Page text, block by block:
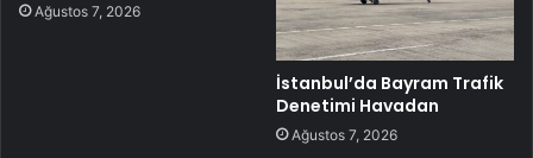
Ağustos 7, 2026
İstanbul’da Bayram Trafik
Denetimi Havadan
Ağustos 7, 2026